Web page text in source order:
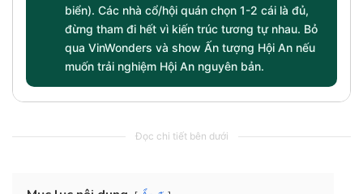
biển). Các nhà cổ/hội quán chọn 1-2 cái là đủ,
đừng tham đi hết vì kiến trúc tương tự nhau. Bỏ
qua VinWonders và show Ấn tượng Hội An nếu
muốn trải nghiệm Hội An nguyên bản.
Đọc chi tiết bên dưới